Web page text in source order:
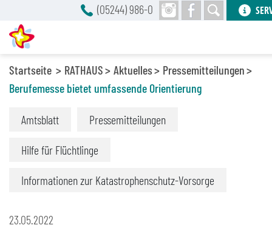
Startseite RATHAUS Aktuelles
Pressemitteilungen
Berufemesse bietet umfassende Orientierung
Amtsblatt Pressemitteilungen
Hilfe für Flüchtlinge
Informationen zur Katastrophenschutz-Vorsorge
23.05.2022
(05244) 986-0